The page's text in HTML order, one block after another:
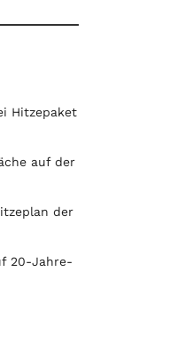
Hitzepaket
auf der
der
20-Jahre-